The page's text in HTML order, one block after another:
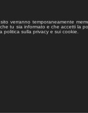
verranno temporaneamente
tu sia informato e che accetti la
politica sulla privacy e sui cookie.